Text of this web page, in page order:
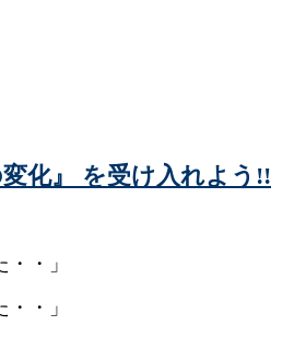
化』 を受け入れよう!!
・」
・」